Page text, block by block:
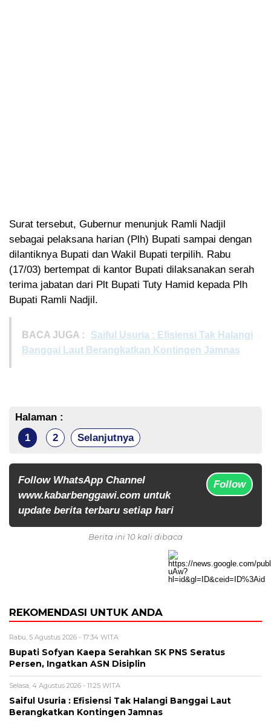
Surat tersebut, Gubernur menunjuk Ramli Nadjil
sebagai pelaksana harian (Plh) Bupati sampai dengan
dilantiknya Bupati dan Wakil Bupati terpilih. Rabu
(17/03) bertempat di kantor Bupati dilaksanakan serah
terima jabatan dari Plt Bupati Tuty Hamid kepada Plh
Bupati Ramli Nadjil.
BACA JUGA :
Saiful Usuria : Efisiensi Tak Halangi
Banggai Laut Berangkatkan Kontingen Jamnas
Halaman :
1
2 Selanjutnya
Follow WhatsApp Channel
www.kabarbenggawi.com untuk
update berita terbaru setiap hari
Follow
Berita ini 10 kali dibaca
REKOMENDASI UNTUK ANDA
Rabu, 5 Agustus 2026 - 17:34 WITA
Bupati Sofyan Kaepa Serahkan SK PNS Seratus
Persen, Ingatkan ASN Disiplin
Selasa, 4 Agustus 2026 - 11:25 WITA
Saiful Usuria : Efisiensi Tak Halangi Banggai Laut
Berangkatkan Kontingen Jamnas